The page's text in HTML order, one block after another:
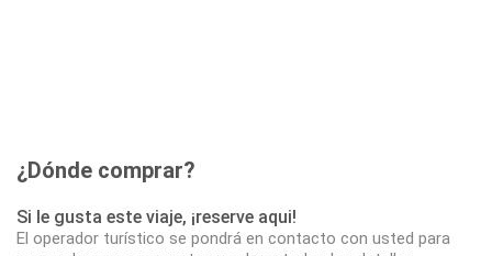
¿Dónde comprar?
Si le gusta este viaje, ¡reserve aqui!
El operador turístico se pondrá en contacto con usted para